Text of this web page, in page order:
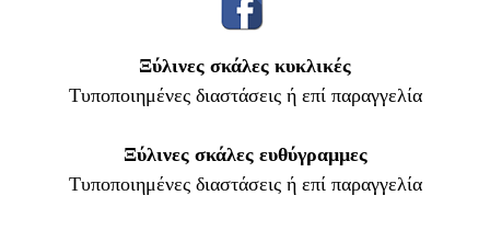
Ξύλινες σκάλες κυκλικές
Τυποποιημένες διαστάσεις ή επί παραγγελία
Ξύλινες σκάλες ευθύγραμμες
Τυποποιημένες διαστάσεις ή επί παραγγελία